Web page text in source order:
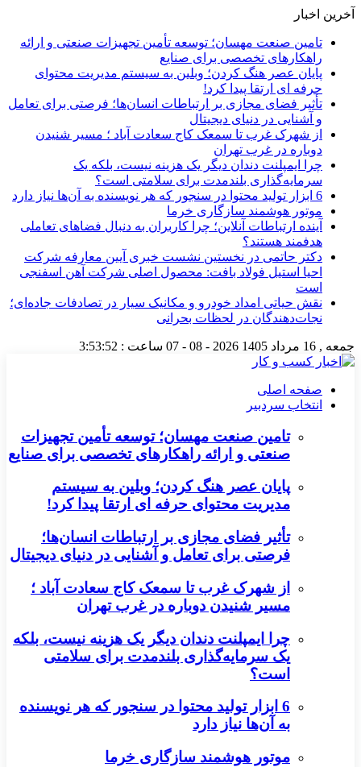
آخرین اخبار
تامین صنعت مهسان؛ توسعه تأمین تجهیزات صنعتی و ارائه
راهکارهای تخصصی برای صنایع
پایان عصر هنگ کردن؛ وبلین به سیستم مدیریت محتوای
حرفه ای ارتقا پیدا کرد!
تأثیر فضای مجازی بر ارتباطات انسان‌ها؛ فرصتی برای تعامل
و آشنایی در دنیای دیجیتال
از شهرک غرب تا سمعک کاج سعادت آباد ؛ مسیر شنیدن
دوباره در غرب تهران
چرا ایمپلنت دندان دیگر یک هزینه نیست، بلکه یک
سرمایه‌گذاری بلندمدت برای سلامتی است؟
6 ابزار تولید محتوا در سنجور که هر نویسنده به آن‌ها نیاز دارد
موتور هوشمند سازگاری خرما
آینده ارتباطات آنلاین؛ چرا کاربران به دنبال فضاهای تعاملی
هدفمند هستند؟
دکتر حاتمی در نخستین نشست خبری آیین معارفه شرکت
احیا استیل فولاد بافت: محصول اصلی شرکت آهن اسفنجی
است
نقش حیاتی امداد خودرو و مکانیک سیار در تصادفات جاده‌ای؛
نجات‌دهندگان در لحظات بحرانی
جمعه , 16 مرداد 1405 2026 - 08 - 07 ساعت : 3:53:53
صفحه اصلی
انتخاب سردبیر
تامین صنعت مهسان؛ توسعه تأمین تجهیزات
صنعتی و ارائه راهکارهای تخصصی برای صنایع
پایان عصر هنگ کردن؛ وبلین به سیستم
مدیریت محتوای حرفه ای ارتقا پیدا کرد!
تأثیر فضای مجازی بر ارتباطات انسان‌ها؛
فرصتی برای تعامل و آشنایی در دنیای دیجیتال
از شهرک غرب تا سمعک کاج سعادت آباد ؛
مسیر شنیدن دوباره در غرب تهران
چرا ایمپلنت دندان دیگر یک هزینه نیست، بلکه
یک سرمایه‌گذاری بلندمدت برای سلامتی
است؟
6 ابزار تولید محتوا در سنجور که هر نویسنده
به آن‌ها نیاز دارد
موتور هوشمند سازگاری خرما